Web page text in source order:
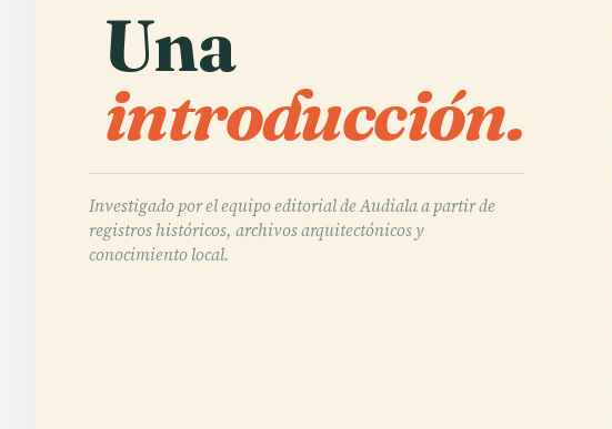
Una
introducción.
Investigado por el equipo editorial de Audiala a partir de
registros históricos, archivos arquitectónicos y
conocimiento local.